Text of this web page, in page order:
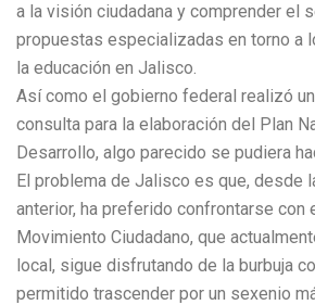
a la visión ciudadana y comprender el
propuestas especializadas en torno a
la educación en Jalisco.
Así como el gobierno federal realizó
consulta para la elaboración del Plan
Desarrollo, algo parecido se pudiera
El problema de Jalisco es que, desde
anterior, ha preferido confrontarse con
Movimiento Ciudadano, que
local, sigue disfrutando de la burbuja
permitido trascender por un sexenio